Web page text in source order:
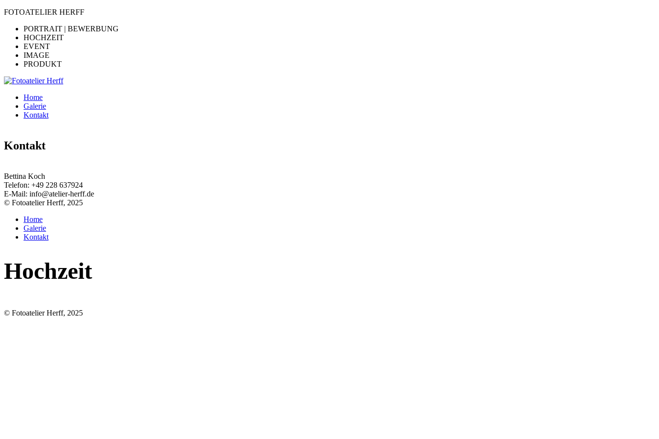
FOTOATELIER HERFF
PORTRAIT | BEWERBUNG
HOCHZEIT
EVENT
IMAGE
PRODUKT
Home
Galerie
Kontakt
Kontakt
Bettina Koch
Telefon: +49 228 637924
E-Mail: info@atelier-herff.de
© Fotoatelier Herff, 2025
Home
Galerie
Kontakt
Hochzeit
© Fotoatelier Herff, 2025